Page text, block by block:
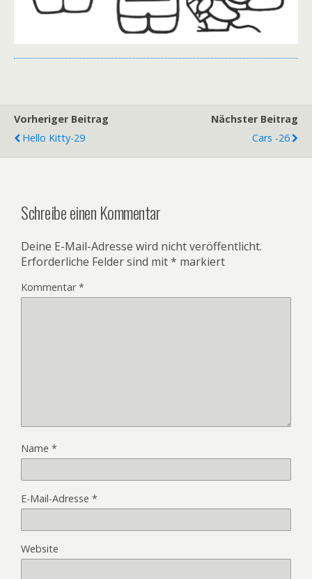
Vorheriger Beitrag
Hello Kitty-29
Nächster Beitrag
Cars -26
Schreibe einen Kommentar
Deine E-Mail-Adresse wird nicht veröffentlicht.
Erforderliche Felder sind mit* markiert
Kommentar*
Name *
E-Mail-Adresse *
Website